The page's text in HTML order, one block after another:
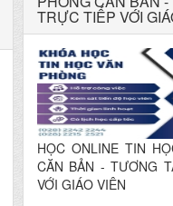
TRỰC TIẾP VỚI
HỌC ONLINE TIN
CĂN BẢN - TƯƠNG
VỚI GIÁO VIÊN